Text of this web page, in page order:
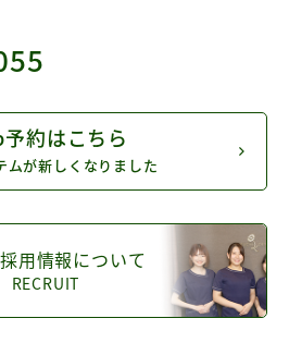
約はこちら
ムが新しくなりました
用情報について
RECRUIT